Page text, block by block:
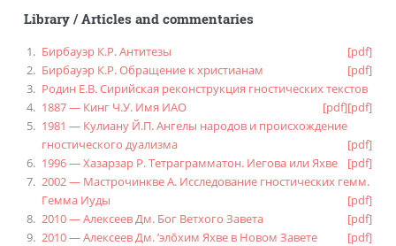
Library/Articles and commentaries
Бирбауэр К.Р. Антитезы
[pdf]
Бирбауэр К.Р. Обращение к христианам
[pdf]
Родин Е.В. Сирийская реконструкция гностических текстов
[pdf]
1887 — Кинг Ч.У. Имя ИАО
[pdf]
1981 — Кулиану Й.П. Ангелы народов и происхождение
гностического дуализма
[pdf]
1996 — Хазарзар Р. Тетраграмматон. Иегова или Яхве
[pdf]
2002 — Мастрочинкве А. Исследование гностических гемм.
Гемма Иуды
[pdf]
2010 — Алексеев Дм. Бог Ветхого Завета
[pdf]
2010 — Алексеев Дм. ’элōхим Яхве в Новом Завете
[pdf]